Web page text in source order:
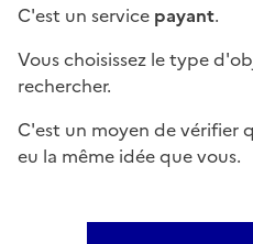
C'est un service payant.
Vous choisissez le type
rechercher.
C'est un moyen de vérifier
eu la même idée que vous.